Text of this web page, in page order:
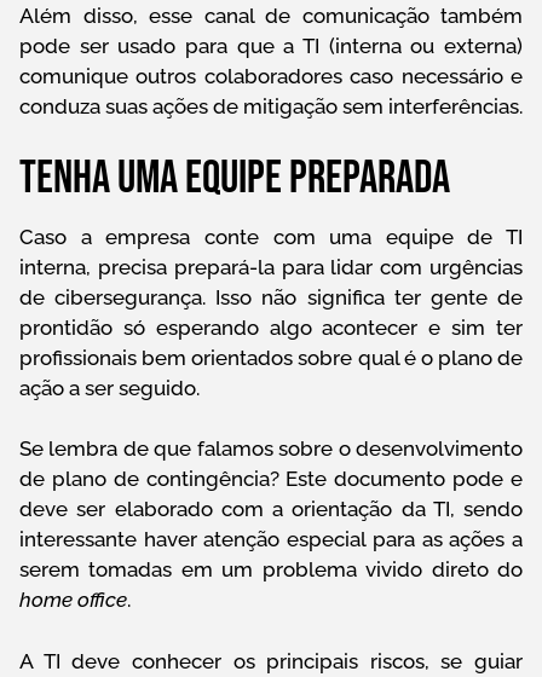
Além disso, esse canal de comunicação também
pode ser usado para que a TI (interna ou externa)
comunique outros colaboradores caso necessário e
conduza suas ações de mitigação sem interferências.
Tenha uma equipe preparada
Caso a empresa conte com uma equipe de TI
interna, precisa prepará-la para lidar com urgências
de cibersegurança. Isso não significa ter gente de
prontidão só esperando algo acontecer e sim ter
profissionais bem orientados sobre qual é o plano de
ação a ser seguido.
Se lembra de que falamos sobre o desenvolvimento
de plano de contingência? Este documento pode e
deve ser elaborado com a orientação da TI, sendo
interessante haver atenção especial para as ações a
serem tomadas em um problema vivido direto do
home office.
A TI deve conhecer os principais riscos, se guiar